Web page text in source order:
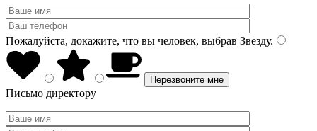
Пожалуйста, докажите, что вы человек, выбрав Звезду.
Письмо директору